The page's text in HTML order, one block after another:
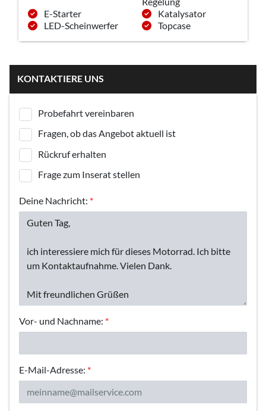
E-Starter
Katalysator
LED-Scheinwerfer
Topcase
KONTAKTIERE UNS
Probefahrt vereinbaren
Fragen, ob das Angebot aktuell ist
Rückruf erhalten
Frage zum Inserat stellen
Deine Nachricht: *
Vor- und Nachname: *
E-Mail-Adresse: *